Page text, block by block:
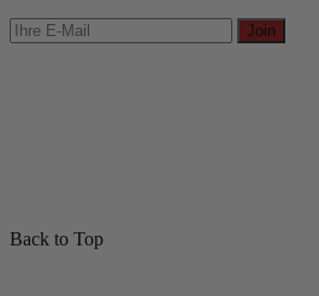
Join
Back to Top